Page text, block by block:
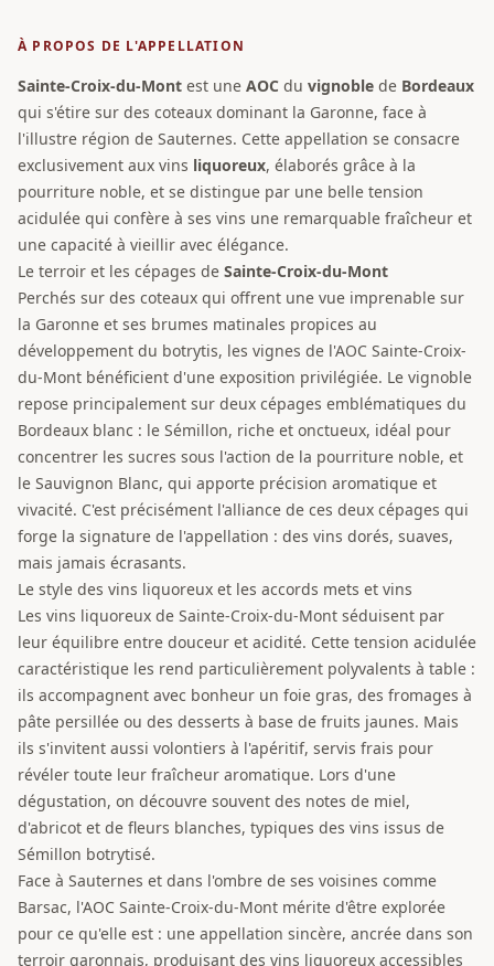
À PROPOS DE L'APPELLATION
Sainte-Croix-du-Mont est une AOC du vignoble de Bordeaux
qui s'étire sur des coteaux dominant la Garonne, face à
l'illustre région de Sauternes. Cette appellation se consacre
exclusivement aux vins liquoreux, élaborés grâce à la
pourriture noble, et se distingue par une belle tension
acidulée qui confère à ses vins une remarquable fraîcheur et
une capacité à vieillir avec élégance.
Le terroir et les cépages de Sainte-Croix-du-Mont
Perchés sur des coteaux qui offrent une vue imprenable sur
la Garonne et ses brumes matinales propices au
développement du botrytis, les vignes de l'AOC Sainte-Croix-
du-Mont bénéficient d'une exposition privilégiée. Le vignoble
repose principalement sur deux cépages emblématiques du
Bordeaux blanc : le Sémillon, riche et onctueux, idéal pour
concentrer les sucres sous l'action de la pourriture noble, et
le Sauvignon Blanc, qui apporte précision aromatique et
vivacité. C'est précisément l'alliance de ces deux cépages qui
forge la signature de l'appellation : des vins dorés, suaves,
mais jamais écrasants.
Le style des vins liquoreux et les accords mets et vins
Les vins liquoreux de Sainte-Croix-du-Mont séduisent par
leur équilibre entre douceur et acidité. Cette tension acidulée
caractéristique les rend particulièrement polyvalents à table :
ils accompagnent avec bonheur un foie gras, des fromages à
pâte persillée ou des desserts à base de fruits jaunes. Mais
ils s'invitent aussi volontiers à l'apéritif, servis frais pour
révéler toute leur fraîcheur aromatique. Lors d'une
dégustation, on découvre souvent des notes de miel,
d'abricot et de fleurs blanches, typiques des vins issus de
Sémillon botrytisé.
Face à Sauternes et dans l'ombre de ses voisines comme
Barsac, l'AOC Sainte-Croix-du-Mont mérite d'être explorée
pour ce qu'elle est : une appellation sincère, ancrée dans son
terroir garonnais, produisant des vins liquoreux accessibles